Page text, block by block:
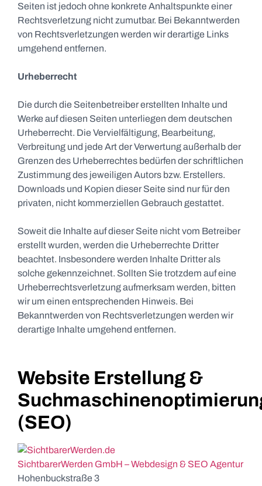
Seiten ist jedoch ohne konkrete Anhaltspunkte einer
Rechtsverletzung nicht zumutbar. Bei Bekanntwerden
von Rechtsverletzungen werden wir derartige Links
umgehend entfernen.
Urheberrecht
Die durch die Seitenbetreiber erstellten Inhalte und
Werke auf diesen Seiten unterliegen dem deutschen
Urheberrecht. Die Vervielfältigung, Bearbeitung,
Verbreitung und jede Art der Verwertung außerhalb der
Grenzen des Urheberrechtes bedürfen der schriftlichen
Zustimmung des jeweiligen Autors bzw. Erstellers.
Downloads und Kopien dieser Seite sind nur für den
privaten, nicht kommerziellen Gebrauch gestattet.
Soweit die Inhalte auf dieser Seite nicht vom Betreiber
erstellt wurden, werden die Urheberrechte Dritter
beachtet. Insbesondere werden Inhalte Dritter als
solche gekennzeichnet. Sollten Sie trotzdem auf eine
Urheberrechtsverletzung aufmerksam werden, bitten
wir um einen entsprechenden Hinweis. Bei
Bekanntwerden von Rechtsverletzungen werden wir
derartige Inhalte umgehend entfernen.
Website Erstellung &
(SEO)
SichtbarerWerden GmbH – Webdesign & SEO Agentur
Hohenbuckstraße 3